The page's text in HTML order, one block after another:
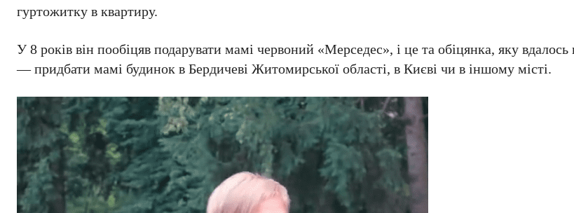
гуртожитку в квартиру.
У 8 років він пообіцяв подарувати мамі червоний «Мерседес», і це та обіцянка, яку
— придбати мамі будинок в Бердичеві Житомирської області, в Києві чи в іншому місті.